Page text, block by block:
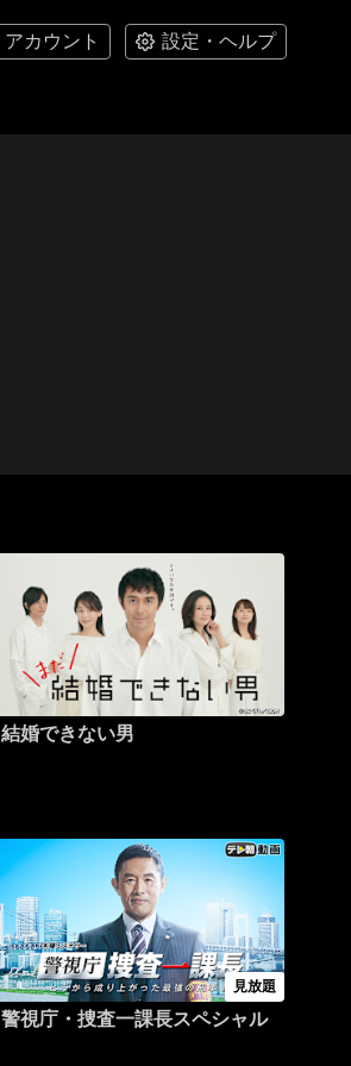
アカウント 設定・ヘルプ
結婚できない男
見放題
警視庁・捜査一課長スペシャル